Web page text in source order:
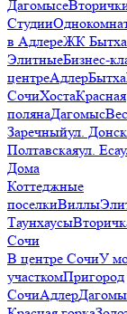
Дагомысе
Студии
в АдлереЖК Бытха
ЭлитныеБизнес-
центреАдлерБытха
СочиХостаКрасная
полянаДагомыс
Заречныйул.
Полтавскаяул.
Дома
Коттеджные
поселкиВиллы
Таунхаусы
Сочи
В центре СочиУ
участкомПригород
СочиАдлер